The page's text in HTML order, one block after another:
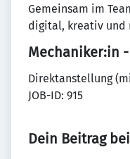
Gemeinsam im
digital, kreativ und
Mechaniker:in
Direktanstellung
JOB-ID: 915
Dein Beitrag